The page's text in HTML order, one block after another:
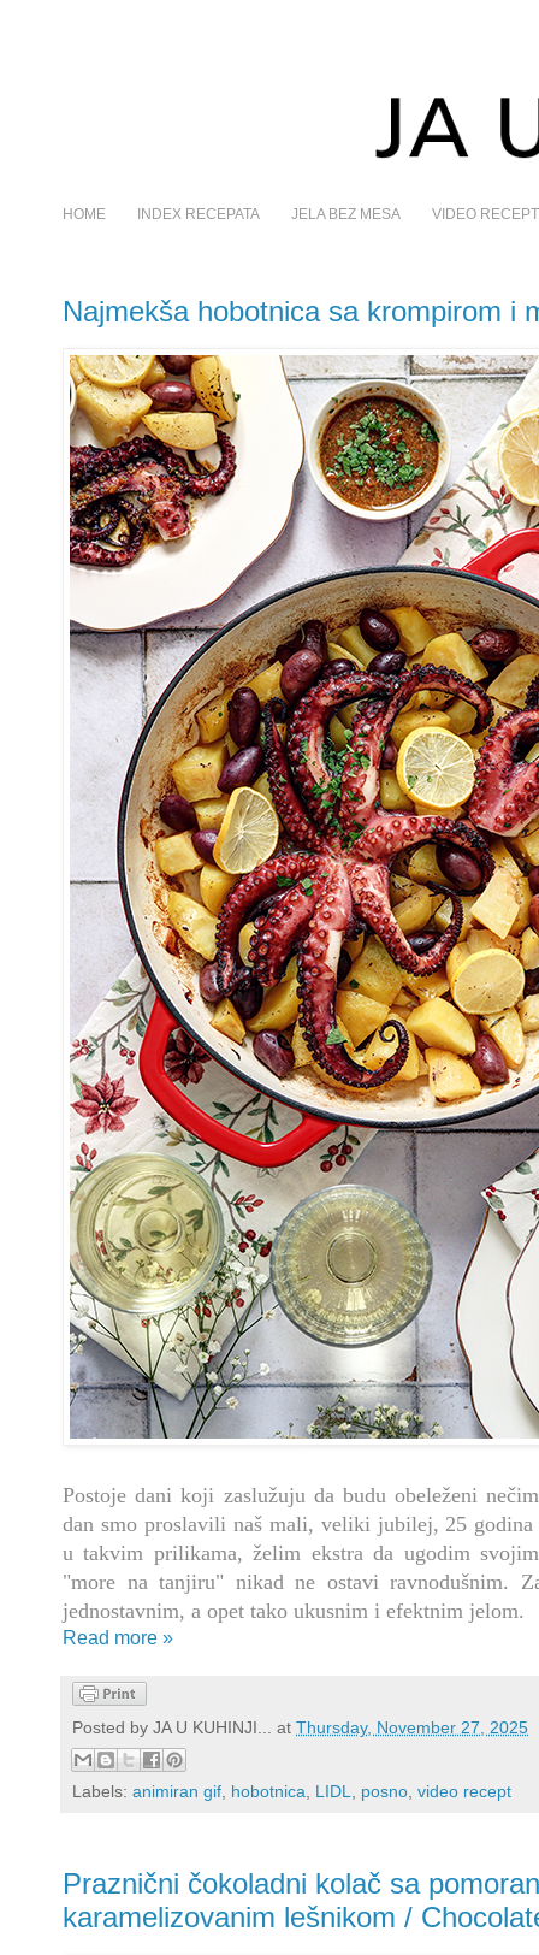
HOME INDEX RECEPATA JELA BEZ MESA VIDEO
Najmekša hobotnica sa krompirom i
Postoje dani koji zaslužuju da budu obeleženi
dan smo proslavili naš mali, veliki jubilej, 25
u takvim prilikama, želim ekstra da ugodim
"more na tanjiru" nikad ne ostavi ravnodušnim.
jednostavnim, a opet tako ukusnim i efektnim jelom.
Read more »
Posted by JA U KUHINJI... at Thursday, November 27, 2025
Labels: animiran gif, hobotnica, LIDL, posno, video recept
Praznični čokoladni kolač sa
karamelizovanim lešnikom /